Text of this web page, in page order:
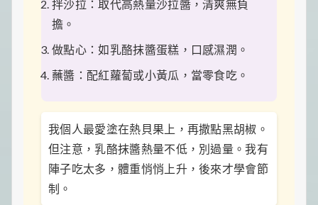
拌沙拉：取代高熱量沙拉醬，清爽無負
擔。
做點心：如乳酪抹醬蛋糕，口感濕潤。
蘸醬：配紅蘿蔔或小黃瓜，當零食吃。
我個人最愛塗在熱貝果上，再撒點黑胡椒。
但注意，乳酪抹醬熱量不低，別過量。我有
陣子吃太多，體重悄悄上升，後來才學會節
制。